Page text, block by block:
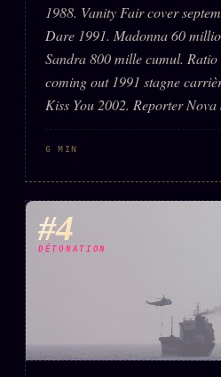
1988. Vanity Fair cover
Dare 1991. Madonna 60
Sandra 800 mille cumul.
coming out 1991 stagne
Kiss You 2002. Reporter Nova
6 MIN
#4
DÉTONATION